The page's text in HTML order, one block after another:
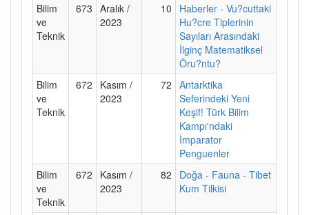
Bilim
ve
Teknik
673 Aralık /
2023
10
Haberler - Vu?cuttaki
Hu?cre Tiplerinin
Sayıları Arasındaki
İlginç Matematiksel
Öru?ntu?
Bilim
ve
Teknik
672
Kasım /
2023
72 Antarktika
Seferindeki Yeni
Keşif! Türk Bilim
Kampı'ndaki
İmparator
Penguenler
Bilim
ve
Teknik
672
Kasım /
2023
82
Doğa - Fauna - Tibet
Kum Tilkisi